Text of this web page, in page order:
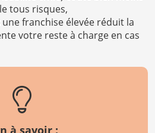
tous risques,
une franchise élevée réduit la
votre reste à charge en cas
à savoir :